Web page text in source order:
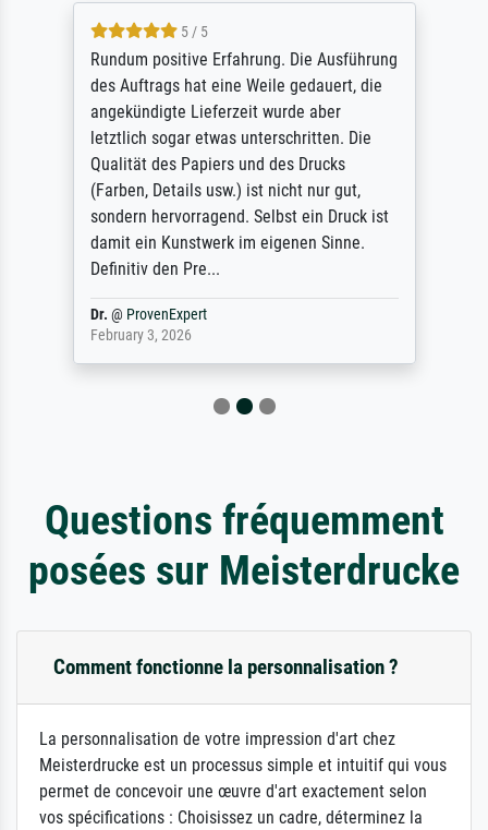
5 / 5
Rundum positive Erfahrung. Die Ausführung
des Auftrags hat eine Weile gedauert, die
angekündigte Lieferzeit wurde aber
letztlich sogar etwas unterschritten. Die
Qualität des Papiers und des Drucks
(Farben, Details usw.) ist nicht nur gut,
sondern hervorragend. Selbst ein Druck ist
damit ein Kunstwerk im eigenen Sinne.
Definitiv den Pre...
Dr. @ ProvenExpert
February 3, 2026
Questions fréquemment
posées sur Meisterdrucke
Comment fonctionne la personnalisation ?
La personnalisation de votre impression d'art chez
Meisterdrucke est un processus simple et intuitif qui vous
permet de concevoir une œuvre d'art exactement selon
vos spécifications : Choisissez un cadre, déterminez la